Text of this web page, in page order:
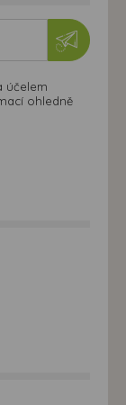
účelem
ohledně